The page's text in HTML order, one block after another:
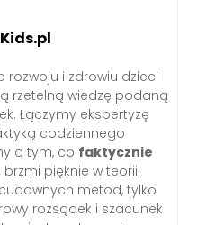
i zdrowiu dzieci
rzetelną wiedzę podaną
Łączymy ekspertyzę
codziennego
o tym, co faktycznie
pięknie w teorii.
metod, tylko
rozsądek i szacunek